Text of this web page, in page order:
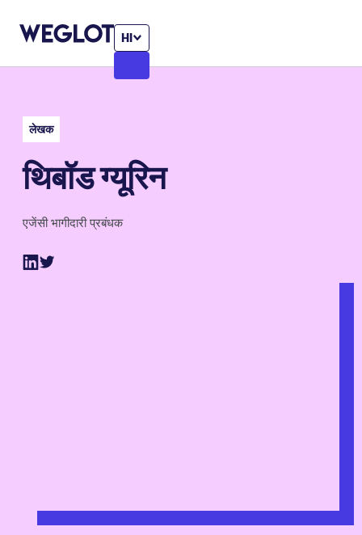
HI
लेखक
थिबॉड ग्यूरिन
एजेंसी भागीदारी प्रबंधक